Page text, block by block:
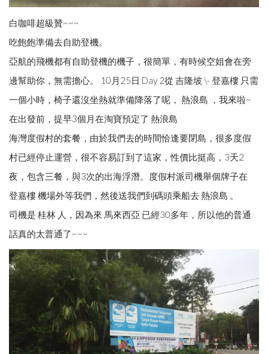
白咖啡超級贊~~~
吃飽飽準備去自助登機。
亞航的飛機都有自助登機的機子，很簡單，有時候空姐會在旁
邊幫助你，無需擔心。 10月25日 Day 2從 吉隆坡 \- 登嘉樓 只需
一個小時，椅子還沒坐熱就準備降落了呢， 熱浪島 ，我來啦~
在出發前，提早3個月在淘寶預定了 熱浪島
海灣度假村的套餐，由於我們去的時間恰逢要閉島，很多度假
村已經停止運營，很不容易訂到了這家，性價比挺高，3天2
夜，包含三餐，與3次的出海浮潛。度假村派司機舉個牌子在
登嘉樓 機場外等我們，然後送我們到碼頭乘船去 熱浪島 。
司機是 桂林 人，因為來 馬來西亞 已經30多年，所以他的普通
話真的太普通了~~~